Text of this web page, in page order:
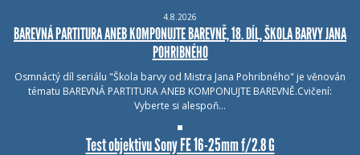
4.8.2026
BAREVNÁ PARTITURA ANEB KOMPONUJTE BAREVNĚ, 18. DÍL, ŠKOLA BARVY JANA
POHRIBNÉHO
Osmnáctý díl seriálu "Škola barvy od Mistra Jana Pohribného" je věnován
tématu BAREVNÁ PARTITURA ANEB KOMPONUJTE BAREVNĚ.Cvičení:
Vyberte si alespoň…
Test objektivu Sony FE 16-25mm f/2.8 G